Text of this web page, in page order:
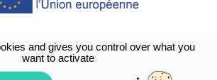
d’utilisation A propos
and gives you control over what you
want to activate